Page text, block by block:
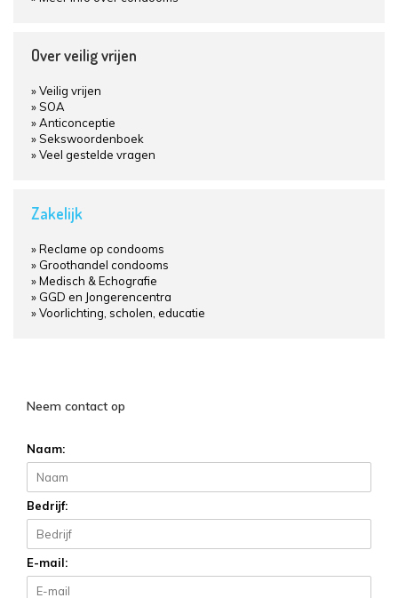
Over veilig vrijen
Veilig vrijen
SOA
Anticonceptie
Sekswoordenboek
Veel gestelde vragen
Zakelijk
Reclame op condooms
Groothandel condooms
Medisch & Echografie
GGD en Jongerencentra
Voorlichting, scholen, educatie
Neem contact op
Naam:
Bedrijf:
E-mail: